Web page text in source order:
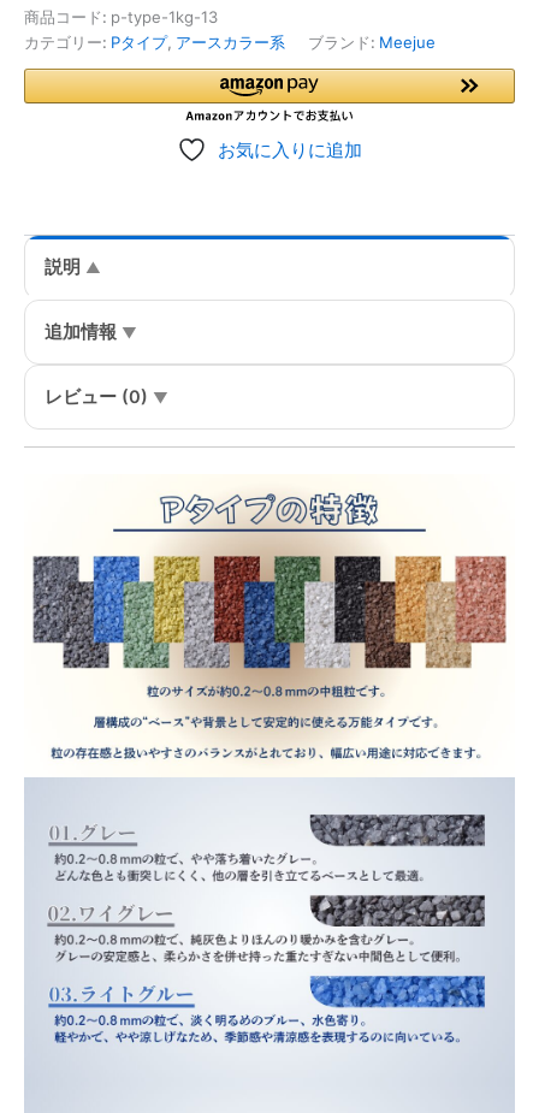
プ
カ
ー
サ
粒
1kg、
（2kg･
3kg）
※
ネ
送
不
可
個
商品コード: p-type-1kg-13
カテゴリー: Pタイプ, アースカラー系 ブランド: Meejue
お気に入りに追加
説明
追加情報
レビュー (0)